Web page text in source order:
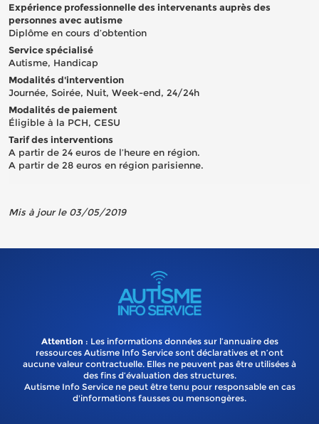
Expérience professionnelle des intervenants auprès des
personnes avec autisme
Diplôme en cours d’obtention
Service spécialisé
Autisme, Handicap
Modalités d'intervention
Journée, Soirée, Nuit, Week-end, 24/24h
Modalités de paiement
Éligible à la PCH, CESU
Tarif des interventions
A partir de 24 euros de l’heure en région.
A partir de 28 euros en région parisienne.
Mis à jour le 03/05/2019
Attention : Les informations données sur l’annuaire des
ressources Autisme Info Service sont déclaratives et n’ont
aucune valeur contractuelle. Elles ne peuvent pas être utilisées à
des fins d’évaluation des structures.
Autisme Info Service ne peut être tenu pour responsable en cas
d'informations fausses ou mensongères.